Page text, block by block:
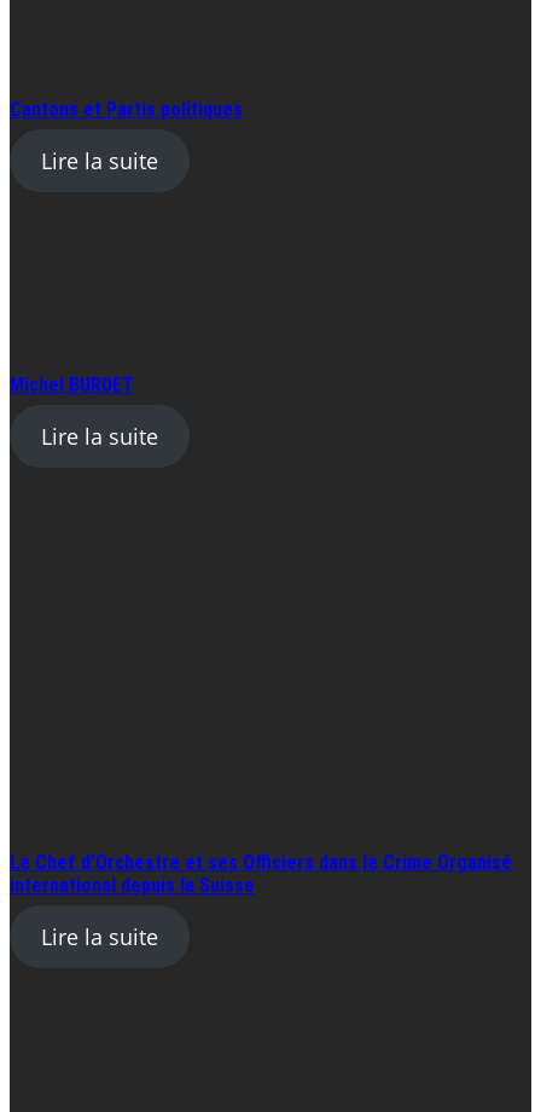
Cantons et Partis politiques
Lire la suite
Michel BURDET
Lire la suite
Le Chef d’Orchestre et ses Officiers dans le Crime Organisé
international depuis la Suisse
Lire la suite